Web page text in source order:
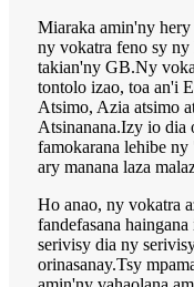
Miaraka amin'ny hery
ny vokatra feno sy
takian'ny GB.Ny
tontolo izao, toa an'i
Atsimo, Azia atsimo
Atsinanana.Izy io dia
famokarana lehibe
ary manana laza
Ho anao, ny vokatra
fandefasana
serivisy dia ny
orinasanay.Tsy